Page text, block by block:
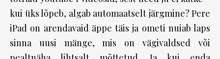
kui üks lõpeb, algab automaatselt järgmine? Pere
iPad on arendavaid äppe täis ja ometi nuiab laps
sinna uusi mänge, mis on vägivaldsed või